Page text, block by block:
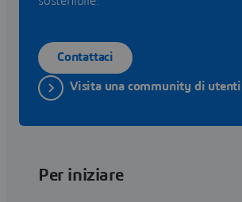
Contattaci
Visita una community di utenti
Per iniziare